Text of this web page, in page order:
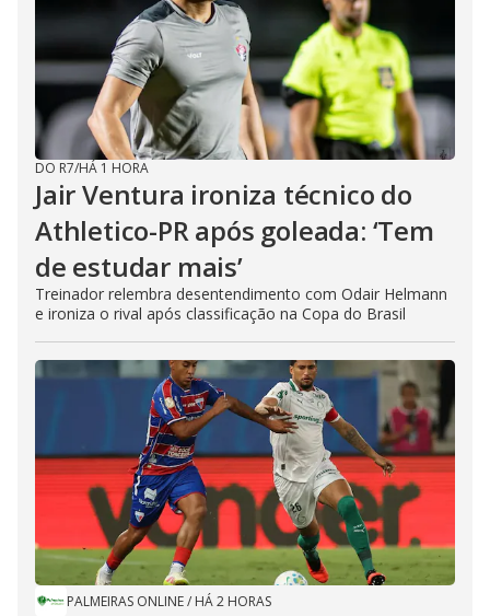
DO R7/HÁ 1 HORA
Jair Ventura ironiza técnico do
Athletico-PR após goleada: ‘Tem
de estudar mais’
Treinador relembra desentendimento com Odair Helmann
e ironiza o rival após classificação na Copa do Brasil
PALMEIRAS ONLINE/ HÁ 2 HORAS